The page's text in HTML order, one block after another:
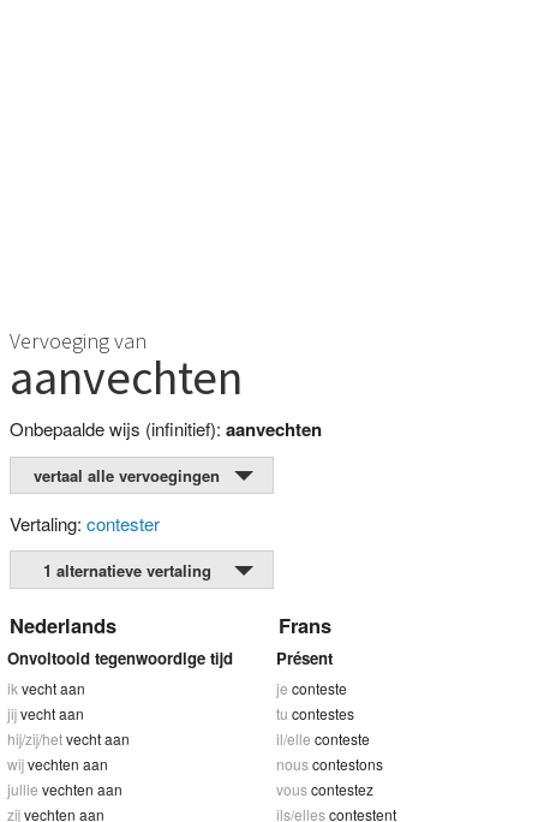
Vervoeging van
aanvechten
Onbepaalde wijs (infinitief): aanvechten
vertaal alle vervoegingen
Vertaling: contester
1 alternatieve vertaling
Nederlands Frans
Onvoltooid tegenwoordige tijd
ik vecht aan
jijvecht aan
hij/zij/hetvecht aan
wijvechten aan
jullie vechten aan
zijvechten aan
Présent
je conteste
tu contestes
il/elle conteste
nouscontestons
vouscontestez
ils/ellescontestent